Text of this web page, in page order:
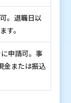
。退職日以
す。
申請可。事
金または振込